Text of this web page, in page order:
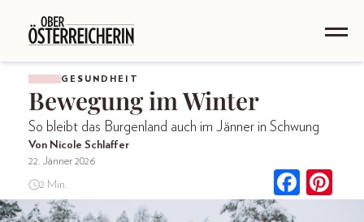
GESUNDHEIT
Bewegung im Winter
So bleibt das Burgenland auch im Jänner in Schwung
Von Nicole Schlaffer
22. Jänner 2026
2 Min.